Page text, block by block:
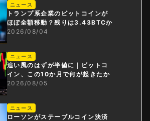
ニュース
トランプ系企業のビットコインが
ほぼ全額移動？残りは3.43BTCか
2026/08/04
ニュース
追い風のはずが半値に｜ビットコ
イン、この10か月で何が起きたか
2026/08/05
ニュース
ローソンがステーブルコイン決済